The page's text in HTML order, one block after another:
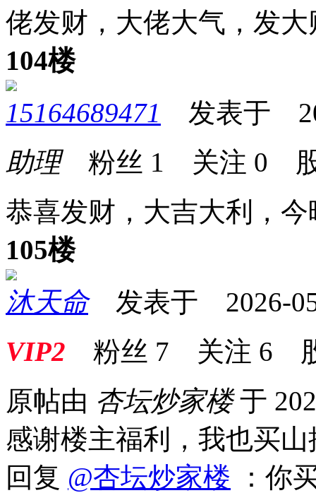
佬发财，大佬大气，发大
104楼
15164689471
发表于
助理粉丝 1 关注 0
恭喜发财，大吉大利，今
105楼
沐天命发表于 2026-
VIP2 粉丝 7 关注 6
原帖由 杏坛炒家楼于
感谢楼主福利，我也买山
回复 @杏坛炒家楼 ：你